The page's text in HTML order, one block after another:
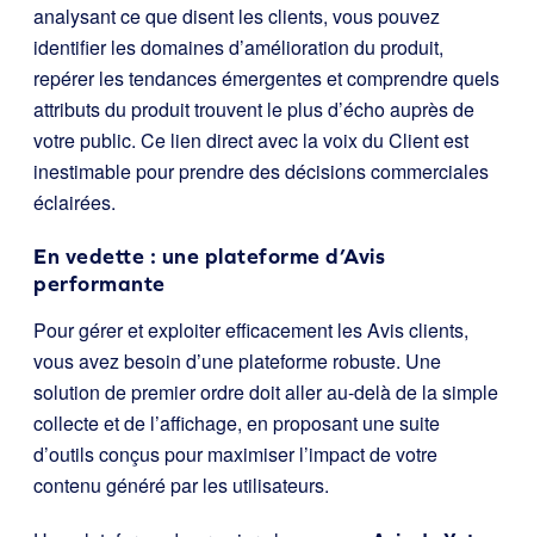
analysant ce que disent les clients, vous pouvez
identifier les domaines d’amélioration du produit,
repérer les tendances émergentes et comprendre quels
attributs du produit trouvent le plus d’écho auprès de
votre public. Ce lien direct avec la voix du Client est
inestimable pour prendre des décisions commerciales
éclairées.
En vedette : une plateforme d’Avis
performante
Pour gérer et exploiter efficacement les Avis clients,
vous avez besoin d’une plateforme robuste. Une
solution de premier ordre doit aller au-delà de la simple
collecte et de l’affichage, en proposant une suite
d’outils conçus pour maximiser l’impact de votre
contenu généré par les utilisateurs.